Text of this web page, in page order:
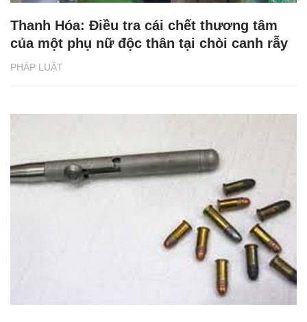
PHÁP LUẬT
Thanh Hóa: Điều tra cái chết thương tâm
của một phụ nữ độc thân tại chòi canh rẫy